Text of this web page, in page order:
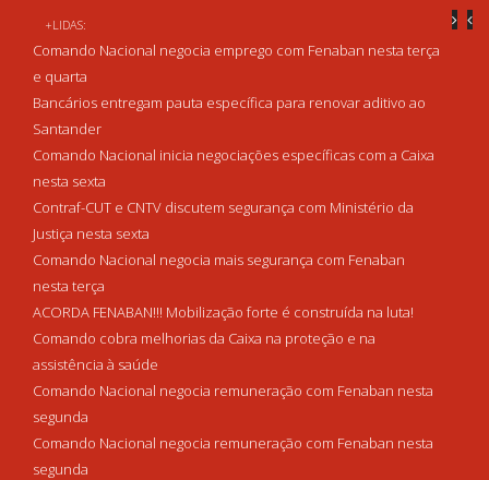
+LIDAS:
Comando Nacional negocia emprego com Fenaban nesta terça
e quarta
Bancários entregam pauta específica para renovar aditivo ao
Santander
Comando Nacional inicia negociações específicas com a Caixa
nesta sexta
Contraf-CUT e CNTV discutem segurança com Ministério da
Justiça nesta sexta
Comando Nacional negocia mais segurança com Fenaban
nesta terça
ACORDA FENABAN!!! Mobilização forte é construída na luta!
Comando cobra melhorias da Caixa na proteção e na
assistência à saúde
Comando Nacional negocia remuneração com Fenaban nesta
segunda
Comando Nacional negocia remuneração com Fenaban nesta
segunda